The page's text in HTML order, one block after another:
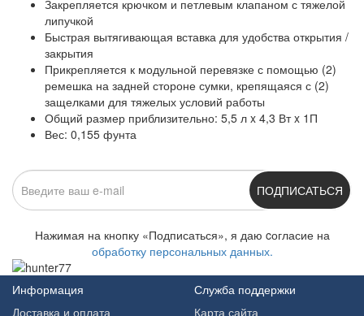
Закрепляется крючком и петлевым клапаном с тяжелой
липучкой
Быстрая вытягивающая вставка для удобства открытия /
закрытия
Прикрепляется к модульной перевязке с помощью (2)
ремешка на задней стороне сумки, крепящаяся с (2)
защелками для тяжелых условий работы
Общий размер приблизительно: 5,5 л x 4,3 Вт x 1П
Вес: 0,155 фунта
ПОДПИСАТЬСЯ
Нажимая на кнопку «Подписаться», я даю cогласие на
обработку персональных данных.
Информация
Доставка и оплата
Служба поддержки
Карта сайта